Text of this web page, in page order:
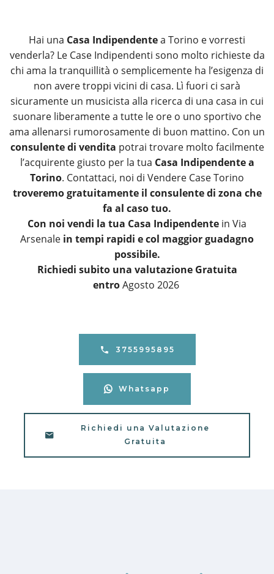
Hai una Casa Indipendentea Torino e vorresti
venderla? Le Case Indipendenti sono molto richieste da
chi ama la tranquillità o semplicemente ha l’esigenza di
non avere troppi vicini di casa. Lì fuori ci sarà
sicuramente un musicista alla ricerca di una casa in cui
suonare liberamente a tutte le ore o uno sportivo che
ama allenarsi rumorosamente di buon mattino. Con un
consulente di vendita potrai trovare molto facilmente
l’acquirente giusto per la tua Casa Indipendente a
Torino. Contattaci, noi di Vendere Case Torino
troveremo gratuitamente il consulente di zona che
fa al caso tuo.
Con noi vendi la tua Casa Indipendente in Via
Arsenale in tempi rapidi e col maggior guadagno
possibile.
Richiedi subito una valutazione Gratuita
entroAgosto 2026
3755995895
Whatsapp
Richiedi una Valutazione
Gratuita